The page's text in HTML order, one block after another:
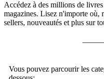
Accédez à des millions de
magazines. Lisez n'importe où,
sellers, nouveautés et plus sur
Vous pouvez parcourir les